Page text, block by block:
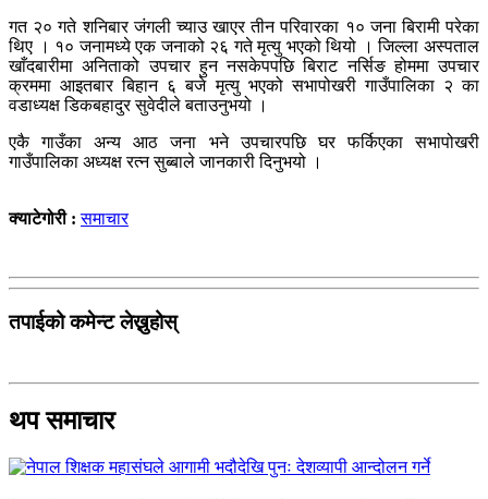
गत २० गते शनिबार जंगली च्याउ खाएर तीन परिवारका १० जना बिरामी परेका
थिए । १० जनामध्ये एक जनाको २६ गते मृत्यु भएको थियो । जिल्ला अस्पताल
खाँदबारीमा अनिताको उपचार हुन नसकेपपछि बिराट नर्सिङ होममा उपचार
क्रममा आइतबार बिहान ६ बजे मृत्यु भएको सभापोखरी गाउँपालिका २ का
वडाध्यक्ष डिकबहादुर सुवेदीले बताउनुभयो ।
एकै गाउँका अन्य आठ जना भने उपचारपछि घर फर्किएका सभापोखरी
गाउँपालिका अध्यक्ष रत्न सुब्बाले जानकारी दिनुभयो ।
क्याटेगोरी :समाचार
तपाईको कमेन्ट लेख्नुहोस्
थप समाचार